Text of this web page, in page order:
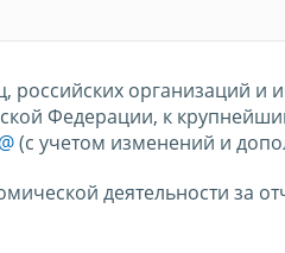
российских организаций
Федерации, к
(с учетом изменений и
деятельности за